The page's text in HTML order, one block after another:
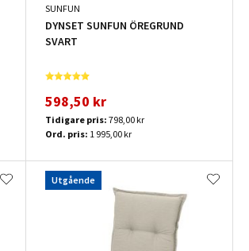
SUNFUN
DYNSET SUNFUN ÖREGRUND
SVART
598,50 kr
Tidigare pris: 798,00 kr
Ord. pris: 1 995,00 kr
Utgående